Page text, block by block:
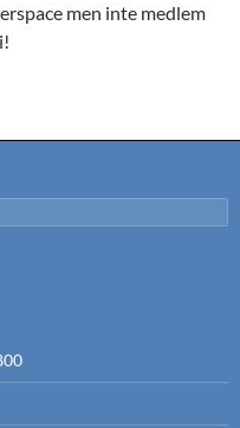
men inte medlem